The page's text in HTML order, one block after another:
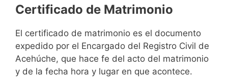
Certificado de Matrimonio
El certificado de matrimonio es el documento
expedido por el Encargado del Registro Civil de
Acehúche, que hace fe del acto del matrimonio
y de la fecha hora y lugar en que acontece.